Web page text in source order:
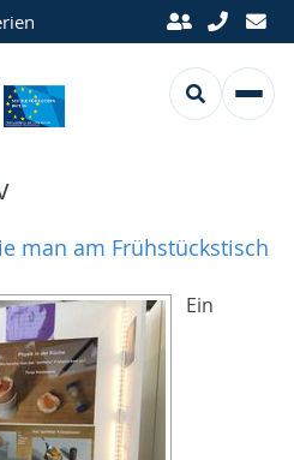
man am Frühstückstisch
Ein